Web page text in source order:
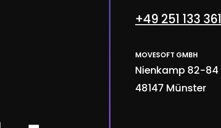
+49 251 133
MOVESOFT GMBH
Nienkamp 82-84
48147 Münster